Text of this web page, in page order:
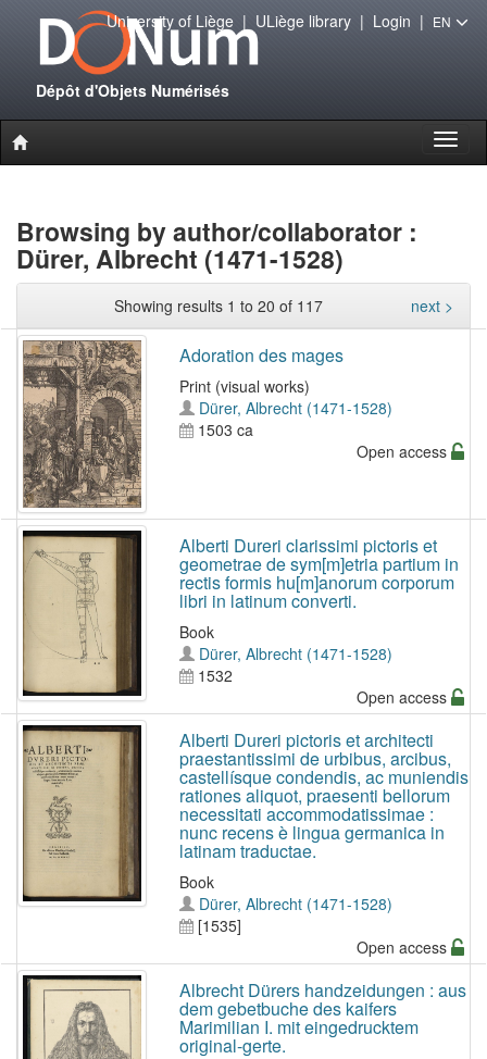
Dépôt d'Objets Numérisés
University of Liège| ULiège library| Login | EN
Browsing by author/collaborator :
Dürer, Albrecht (1471-1528)
Showing results 1 to 20 of 117 next >
Adoration des mages
Print (visual works)
Dürer, Albrecht (1471-1528)
1503 ca
Open access
Alberti Dureri clarissimi pictoris et
geometrae de sym[m]etria partium in
rectis formis hu[m]anorum corporum
libri in latinum converti.
Book
Dürer, Albrecht (1471-1528)
1532
Open access
Alberti Dureri pictoris et architecti
praestantissimi de urbibus, arcibus,
castellísque condendis, ac muniendis
rationes aliquot, praesenti bellorum
necessitati accommodatissimae :
nunc recens è lingua germanica in
latinam traductae.
Book
Dürer, Albrecht (1471-1528)
[1535]
Open access
Albrecht Dürers handzeidungen : aus
dem gebetbuche des kaifers
Marimilian I. mit eingedrucktem
original-gerte.